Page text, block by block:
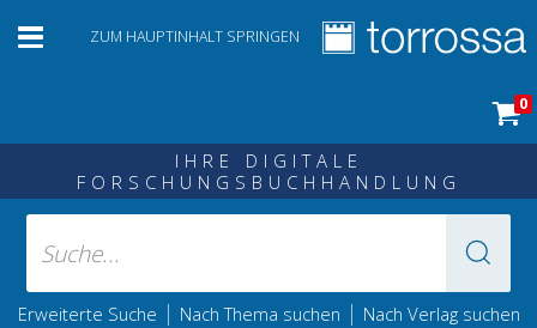
ZUM HAUPTINHALT SPRINGEN
0
IHRE DIGITALE
FORSCHUNGSBUCHHANDLUNG
Erweiterte Suche | Nach Thema suchen | Nach Verlag suchen